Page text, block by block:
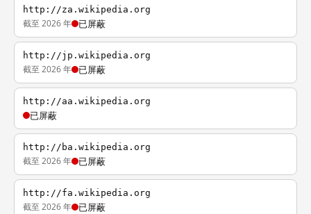
http://za.wikipedia.org
截至 2026 年 已屏蔽
http://jp.wikipedia.org
截至 2026 年 已屏蔽
http://aa.wikipedia.org
已屏蔽
http://ba.wikipedia.org
截至 2026 年 已屏蔽
http://fa.wikipedia.org
截至 2026 年 已屏蔽